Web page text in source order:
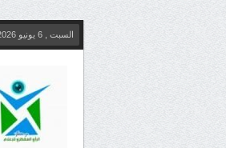
السبت , 6 يونيو 2026